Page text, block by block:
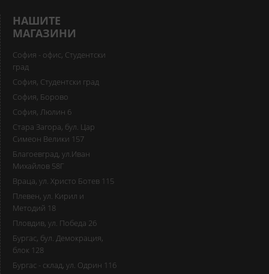
НАШИТЕ
МАГАЗИНИ
София - офис, Студентски
град
София, Студентски град
София, Борово
София, Люлин 6
Стара Загора, бул. Цар
Симеон Велики 157
Благоевград, ул.Иван
Михайлов 58Г
Враца, ул. Христо Ботев 115
Плевен, ул. Кирил и
Методий 18
Пловдив, ул. Победа 26
Бургас, бул. Демокрация,
блок 128
Бургас - склад, ул. Одрин 116